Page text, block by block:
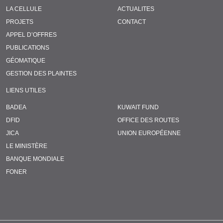
LA CELLULE
PROJETS
APPEL D’OFFRES
PUBLICATIONS
GÉOMATIQUE
GESTION DES PLAINTES
ACTUALITES
CONTACT
LIENS UTILES
BADEA
DFID
JICA
LE MINISTÈRE
BANQUE MONDIALE
FONER
KUWAIT FUND
OFFICE DES ROUTES
UNION EUROPÉENNE